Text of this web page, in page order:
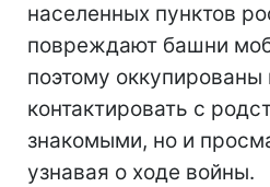
населенных пунктов
повреждают башни
поэтому оккупированы
контактировать с
знакомыми, но и
узнавая о ходе войны.